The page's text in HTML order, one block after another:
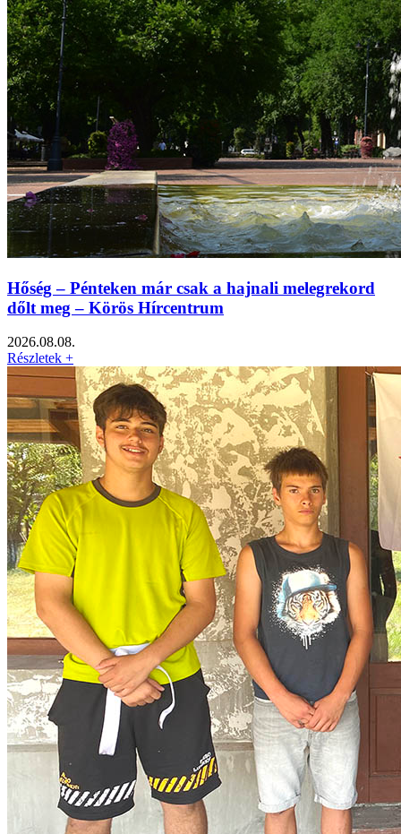
Hőség – Pénteken már csak a hajnali melegrekord
dőlt meg – Körös Hírcentrum
2026.08.08.
Részletek +